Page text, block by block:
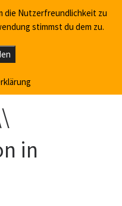
Dorfmoderation in Sainscheid
in
die Nutzerfreundlichkeit zu
stimmst du dem zu.